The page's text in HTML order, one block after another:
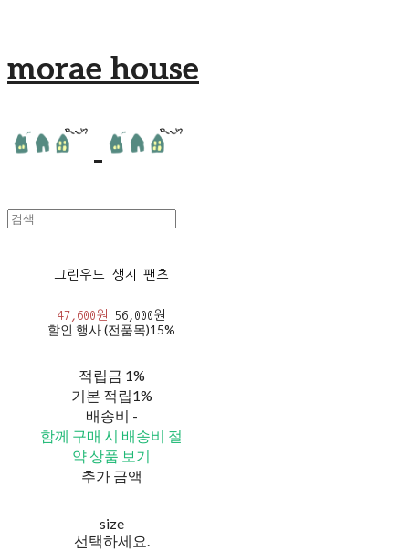
morae house
그린우드 생지 팬츠
47,600원 56,000원
할인 행사 (전품목)15%
적립금 1%
기본 적립1%
배송비 -
함께 구매 시 배송비 절
약 상품 보기
추가 금액
size
선택하세요.